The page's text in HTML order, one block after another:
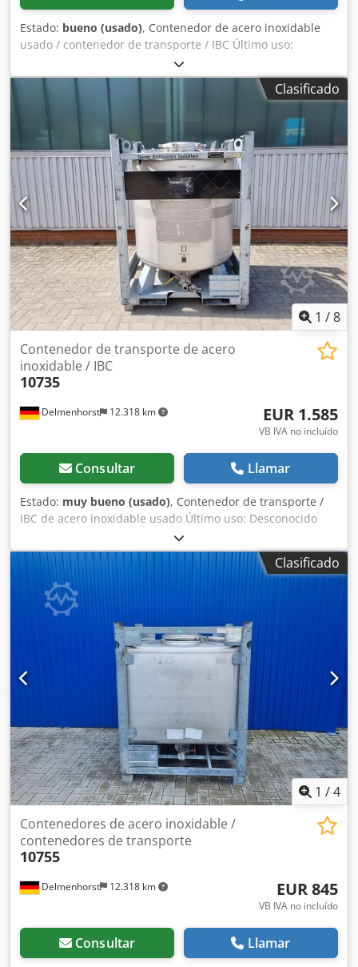
Estado: bueno (usado), Contenedor de acero inoxidable
usado / contenedor de transporte / IBC Último uso:
Productos químicos Número de artículo: 10754 Volumen:
1000 litros Tipo: Vertical en bastidor apilable galvanizado
Material (partes húmedas): 1.4301 / AISI304 Boca de
hombre 400mm Diseño: Pared simple Presión de servicio
según placa de características: 0,27 bar Dsdpfxerdgkvj
Anyowa Dimensiones del depósito: Anchura total: 1020mm
Longitud total: 1200mm Altura total: 1550mm Materiales
Interior: 1.4301 / AISI 304 Partes exteriores: Acero
galvanizado Equipamiento: Placa de características: Sí
Diámetro caño: 72mm Válvula de salida: Grifo de disco
Distancia desagüe al suelo: 150mm
Clasificado
1 /8
Delmenhorst 12.318 km
Contenedor de transporte de acero
inoxidable / IBC
10735
EUR 1.585
VB IVA no incluído
Consultar Llamar
Estado: muy bueno (usado), Contenedor de transporte /
IBC de acero inoxidable usado Último uso: Desconocido
Número de artículo: 10735 Volumen: 1000L Tipo: Vertical
en bastidor apilable galvanizado Material (partes
húmedas): 1.4571 / AISI316 Dwedjrdwn Repfx Anyoa
Diseño: Pared simple Tapa de cúpula Ø 400mm Presión de
servicio según placa de características: + 0,1 bar
Dimensiones del depósito: Altura total: 1660mm Anchura
total: 1100mm Longitud total: 1200mm Distancia desagüe
al suelo: 230mm Materiales: Interior: 1.4571 / AISI 316
Exterior: Acero galvanizado Equipamiento: Placa de
características: Sí Diámetro caño: 37mm Válvula de salida:
Clasificado
1 /4
Delmenhorst 12.318 km
Contenedores de acero inoxidable /
contenedores de transporte
10755
EUR 845
VB IVA no incluído
Consultar Llamar